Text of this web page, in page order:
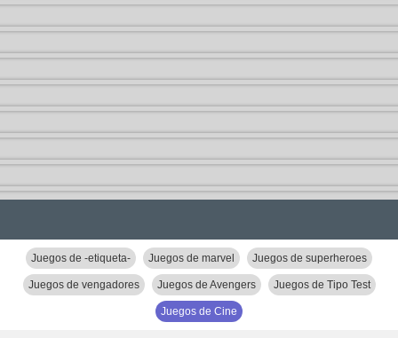
Juegos de -etiqueta- Juegos de marvel Juegos de superheroes
Juegos de vengadores Juegos de Avengers Juegos de Tipo Test
Juegos de Cine